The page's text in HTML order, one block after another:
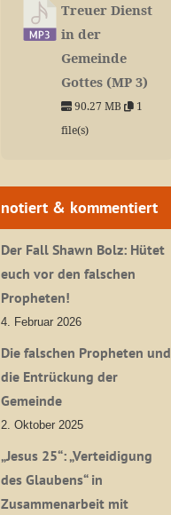
Treuer Dienst
in der
Gemeinde
Gottes (MP 3)
90.27 MB
1
file(s)
notiert & kommentiert
Der Fall Shawn Bolz: Hütet
euch vor den falschen
Propheten!
4. Februar 2026
Die falschen Propheten und
die Entrückung der
Gemeinde
2. Oktober 2025
„Jesus 25“: „Verteidigung
des Glaubens“ in
Zusammenarbeit mit